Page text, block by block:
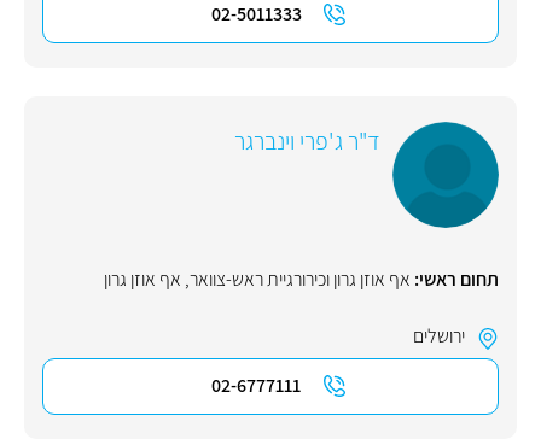
02-5011333
ד"ר ג'פרי וינברגר
תחום ראשי: אף אוזן גרון וכירורגיית ראש-צוואר, אף אוזן גרון
ירושלים
02-6777111